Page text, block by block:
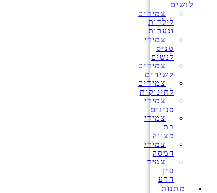
לנשים
צמידים
לילדות
ונערות
צמידי
טניס
לנשים
צמידים
קשיחים
צמידים
לתינוקות
צמידי
פנינים
צמידי
בת
מצווה
צמידי
חמסה
צמיד
עין
הרע
מתנות